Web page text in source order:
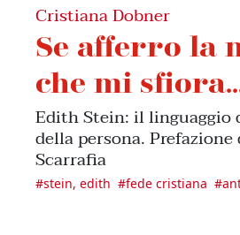
Cristiana Dobner
Se afferro la
che mi
Edith Stein: il linguaggio
della persona.
Scarrafia
#stein, edith #fede cristiana #